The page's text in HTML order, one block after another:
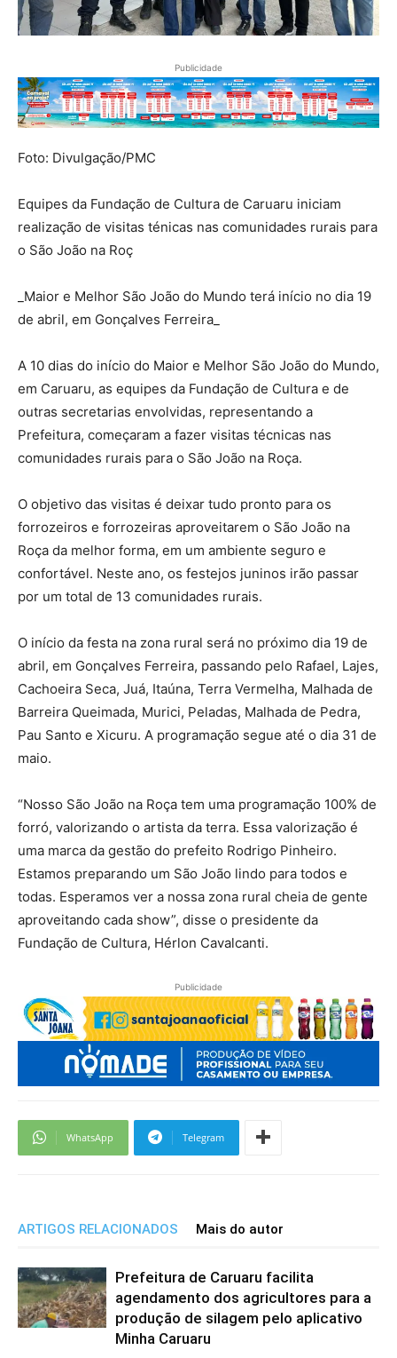
Publicidade
Foto: Divulgação/PMC
Equipes da Fundação de Cultura de Caruaru iniciam
realização de visitas ténicas nas comunidades rurais para
o São João na Roç
_Maior e Melhor São João do Mundo terá início no dia 19
de abril, em Gonçalves Ferreira_
A 10 dias do início do Maior e Melhor São João do Mundo,
em Caruaru, as equipes da Fundação de Cultura e de
outras secretarias envolvidas, representando a
Prefeitura, começaram a fazer visitas técnicas nas
comunidades rurais para o São João na Roça.
O objetivo das visitas é deixar tudo pronto para os
forrozeiros e forrozeiras aproveitarem o São João na
Roça da melhor forma, em um ambiente seguro e
confortável. Neste ano, os festejos juninos irão passar
por um total de 13 comunidades rurais.
O início da festa na zona rural será no próximo dia 19 de
abril, em Gonçalves Ferreira, passando pelo Rafael, Lajes,
Cachoeira Seca, Juá, Itaúna, Terra Vermelha, Malhada de
Barreira Queimada, Murici, Peladas, Malhada de Pedra,
Pau Santo e Xicuru. A programação segue até o dia 31 de
maio.
“Nosso São João na Roça tem uma programação 100% de
forró, valorizando o artista da terra. Essa valorização é
uma marca da gestão do prefeito Rodrigo Pinheiro.
Estamos preparando um São João lindo para todos e
todas. Esperamos ver a nossa zona rural cheia de gente
aproveitando cada show”, disse o presidente da
Fundação de Cultura, Hérlon Cavalcanti.
Publicidade
WhatsApp Telegram
ARTIGOS RELACIONADOS Mais do autor
Prefeitura de Caruaru facilita
agendamento dos agricultores para a
produção de silagem pelo aplicativo
Minha Caruaru